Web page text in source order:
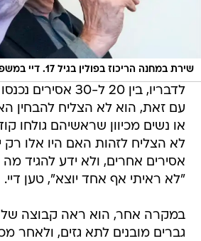
שירת במחנה הריכוז בפולין בגיל 17. דיי במשפטו
לדבריו, בין 20 ל-30
עם זאת, הוא לא הצליח להבחין
או נשים מכיוון שראשיהם גולחו
לא הצליח לזהות האם היו אלו רק
אסירים אחרים, ולא ידע להגיד
"לא ראיתי אף אחד יוצא", טען דיי.
גברים מובנים לתא גזים, ולאחר